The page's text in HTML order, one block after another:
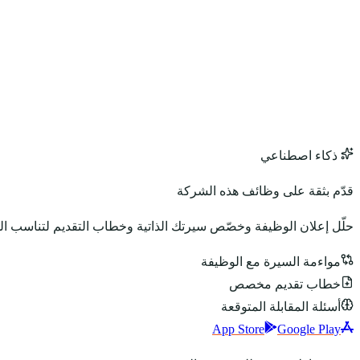
ذكاء اصطناعي
قدّم بثقة على وظائف هذه الشركة
حلّل إعلان الوظيفة وخصّص سيرتك الذاتية وخطاب التقديم لتناسب
مواءمة السيرة مع الوظيفة
خطاب تقديم مخصص
أسئلة المقابلة المتوقعة
App Store
Google Play